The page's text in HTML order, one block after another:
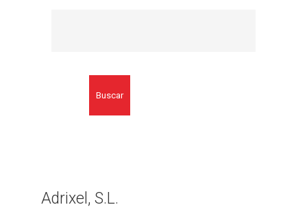
Buscar
Adrixel, S.L.